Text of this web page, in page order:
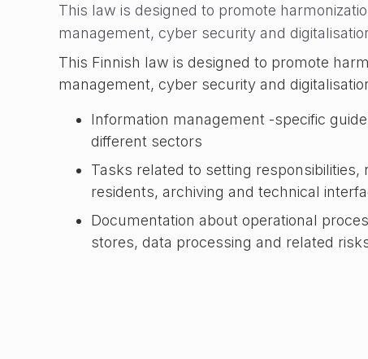
This law is designed to promote
management, cyber security and
This Finnish law is designed to promote
management, cyber security and
Information management -specific
different sectors
Tasks related to setting responsibilities,
residents, archiving and technical
Documentation about operational
stores, data processing and related